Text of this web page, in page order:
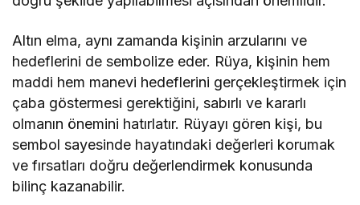
Altın elma, aynı zamanda kişinin arzularını ve
hedeflerini de sembolize eder. Rüya, kişinin hem
maddi hem manevi hedeflerini gerçekleştirmek için
çaba göstermesi gerektiğini, sabırlı ve kararlı
olmanın önemini hatırlatır. Rüyayı gören kişi, bu
sembol sayesinde hayatındaki değerleri korumak
ve fırsatları doğru değerlendirmek konusunda
bilinç kazanabilir.